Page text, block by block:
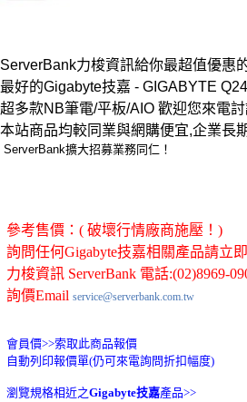
ServerBank力梭資訊給你最超值優惠
最好的Gigabyte技嘉 - GIGABYTE
超多款NB筆電/平板/AIO 歡迎您來電
本站商品均較同業與網購便宜,企業長
ServerBank擴大招募業務同仁！
參考售價：( 破壞行情廠商施壓！)
詢問任何Gigabyte技嘉相關產品請立
力梭資訊 ServerBank 電話:(02)8969-
詢價Email service@serverbank.com.tw
會員價>>索取此商品報價
自動列印報價單(仍可來電詢問折扣幅度)
瀏覽規格相近之Gigabyte技嘉產品>>